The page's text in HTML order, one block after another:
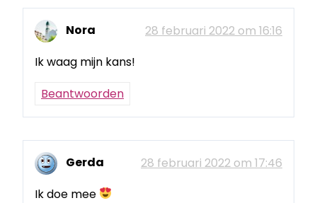
Nora
28 februari 2022 om 16:16
Ik waag mijn kans!
Beantwoorden
Gerda
28 februari 2022 om 17:46
Ik doe mee